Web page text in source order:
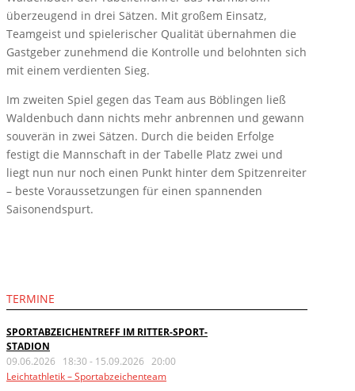
überzeugend in drei Sätzen. Mit großem Einsatz,
Teamgeist und spielerischer Qualität übernahmen die
Gastgeber zunehmend die Kontrolle und belohnten sich
mit einem verdienten Sieg.
Im zweiten Spiel gegen das Team aus Böblingen ließ
Waldenbuch dann nichts mehr anbrennen und gewann
souverän in zwei Sätzen. Durch die beiden Erfolge
festigt die Mannschaft in der Tabelle Platz zwei und
liegt nun nur noch einen Punkt hinter dem Spitzenreiter
– beste Voraussetzungen für einen spannenden
Saisonendspurt.
TERMINE
SPORTABZEICHENTREFF IM RITTER-SPORT-
STADION
09.06.2026 18:30 - 15.09.2026 20:00
Leichtathletik – Sportabzeichenteam